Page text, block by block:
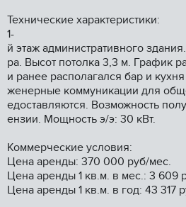
Технические характеристики:
1-
й этаж административного
ра. Высот потолка 3,3 м. График
и ранее располагался бар и
женерные коммуникации для
едоставляются. Возможность
ензии. Мощность э/э: 30 кВт.
Коммерческие условия:
Цена аренды: 370 000 руб/мес.
Цена аренды 1 кв.м. в мес.: 3 609
Цена аренды 1 кв.м. в год: 43 317